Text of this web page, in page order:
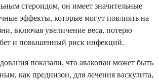
стероидом, он имеет значительные
эффекты, которые могут повлиять на
включая увеличение веса, потерю
и повышенный риск инфекций.
показали, что авакопан может быть
как преднизон, для лечения васкулита,